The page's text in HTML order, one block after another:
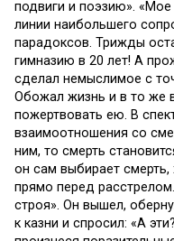
подвиги и поэзию».
линии наибольшего
парадоксов. Трижды
гимназию в 20 лет! А
сделал немыслимое с
Обожал жизнь и в то же
пожертвовать ею. В
взаимоотношения со
ним, то смерть
он сам выбирает смерть,
прямо перед
строя». Он вышел,
к казни и спросил: «А